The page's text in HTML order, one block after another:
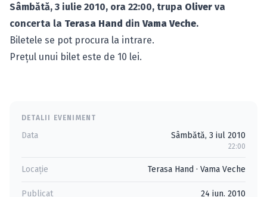
Sâmbătă, 3 iulie 2010, ora 22:00, trupa Oliver va
concerta la Terasa Hand dinVama Veche.
Biletele se pot procura la intrare.
Preţul unui bilet este de 10 lei.
DETALII EVENIMENT
Data Sâmbătă, 3 iul 2010
22:00
Locație Terasa Hand · Vama Veche
Publicat 24 iun. 2010